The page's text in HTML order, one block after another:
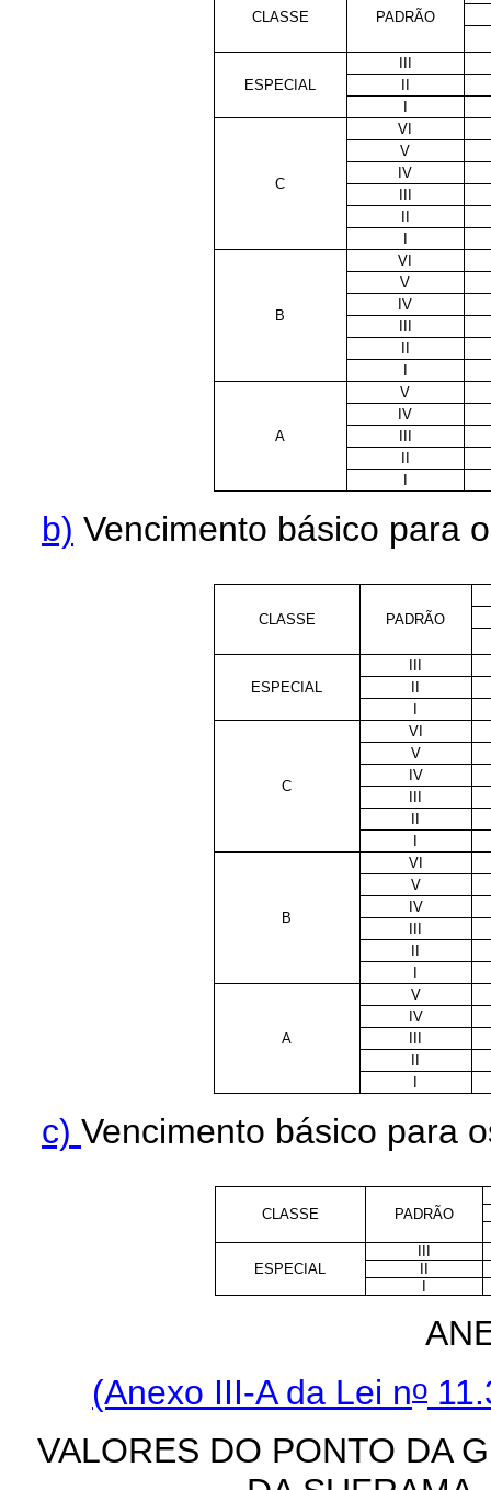
CLASSE PADRÃO
ESPECIAL
C
VI
V
IV
B
VI
V
IV
A
V
IV
b) Vencimento básico para
CLASSE PADRÃO
ESPECIAL
C
VI
V
IV
B
VI
V
IV
A
V
IV
c) Vencimento básico para
CLASSE PADRÃO
ESPECIAL
(Anexo III-A da Lei no
VALORES DO PONTO DA